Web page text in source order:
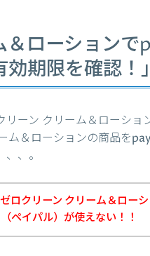
＆ローション
期限を確認！」
ーン クリーム＆ローショ
ム＆ローションの商品を
、。
ロクリーン クリーム＆ロー
ペイパル）が使えない！！